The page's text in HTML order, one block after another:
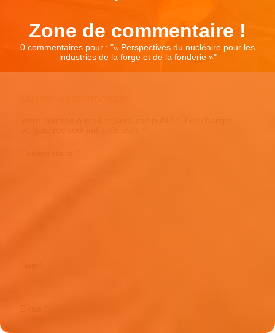
Zone de commentaire !
0 commentaires pour : "« Perspectives du nucléaire pour les
industries de la forge et de la fonderie »"